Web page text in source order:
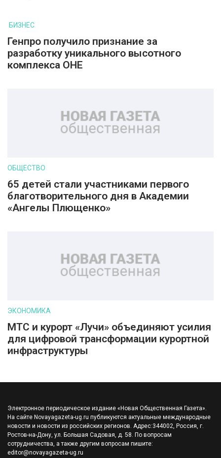
БИЗНЕС
Генпро получило признание за
разработку уникального высотного
комплекса ОНЕ
ОБЩЕСТВО
65 детей стали участниками первого
благотворительного дня в Академии
«Ангелы Плющенко»
ЭКОНОМИКА
МТС и курорт «Лучи» объединяют усилия
для цифровой трансформации курортной
инфраструктуры
Электронное периодическое издание «Новая Общественная Газета».
На сайте Novayagazeta-ug.ru публикуются актуальные международные
новости и новости из российских регионов. Адрес:344002, Россия, г.
Ростов-на-Дону, ул. Большая Садовая, д. 58. По вопросам
сотрудничества, а также другим вопросам пишите:
editor@novayagazeta-ug.ru